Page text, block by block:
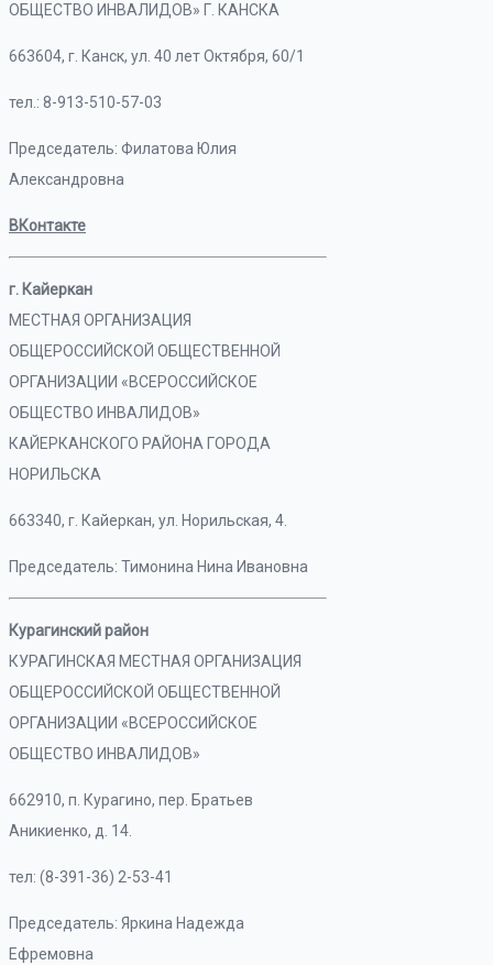
ОБЩЕСТВО ИНВАЛИДОВ» Г. КАНСКА
663604, г. Канск, ул. 40 лет Октября, 60/1
тел.: 8-913-510-57-03
Председатель: Филатова Юлия
Александровна
ВКонтакте
г. Кайеркан
МЕСТНАЯ ОРГАНИЗАЦИЯ
ОБЩЕРОССИЙСКОЙ ОБЩЕСТВЕННОЙ
ОРГАНИЗАЦИИ «ВСЕРОССИЙСКОЕ
ОБЩЕСТВО ИНВАЛИДОВ»
КАЙЕРКАНСКОГО РАЙОНА ГОРОДА
НОРИЛЬСКА
663340, г. Кайеркан, ул. Норильская, 4.
Председатель: Тимонина Нина Ивановна
Курагинский район
КУРАГИНСКАЯ МЕСТНАЯ ОРГАНИЗАЦИЯ
ОБЩЕРОССИЙСКОЙ ОБЩЕСТВЕННОЙ
ОРГАНИЗАЦИИ «ВСЕРОССИЙСКОЕ
ОБЩЕСТВО ИНВАЛИДОВ»
662910, п. Курагино, пер. Братьев
Аникиенко, д. 14.
тел: (8-391-36) 2-53-41
Председатель: Яркина Надежда
Ефремовна